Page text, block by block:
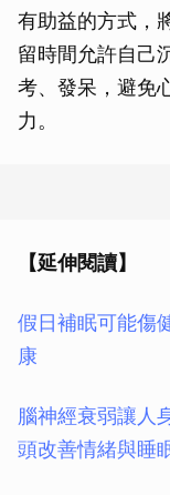
有助益的方式，
留時間允許自己
考、發呆，避免
力。
【延伸閱讀】
假日補眠可能傷
康
腦神經衰弱讓
頭改善情緒與睡